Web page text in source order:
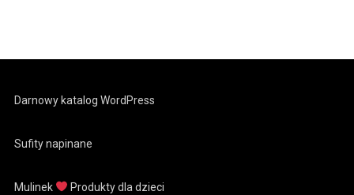
Darnowy katalog WordPress
Sufity napinane
Mulinek Produkty dla dzieci